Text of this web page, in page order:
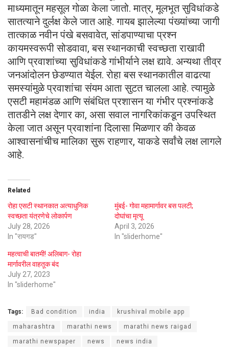
माध्यमातून महसूल गोळा केला जातो. मात्र, मूलभूत सुविधांकडे
सातत्याने दुर्लक्ष केले जात आहे. गायब झालेल्या पंख्यांच्या जागी
तात्काळ नवीन पंखे बसवावेत, सांडपाण्याचा प्रश्न
कायमस्वरूपी सोडवावा, बस स्थानकाची स्वच्छता राखावी
आणि प्रवाशांच्या सुविधांकडे गांभीर्याने लक्ष द्यावे. अन्यथा तीव्र
जनआंदोलन छेडण्यात येईल. रोहा बस स्थानकातील वाढत्या
समस्यांमुळे प्रवाशांचा संयम आता सुटत चालला आहे. त्यामुळे
एसटी महामंडळ आणि संबंधित प्रशासन या गंभीर प्रश्नांकडे
तातडीने लक्ष देणार का, असा सवाल नागरिकांकडून उपस्थित
केला जात असून प्रवाशांना दिलासा मिळणार की केवळ
आश्वासनांचीच मालिका सुरू राहणार, याकडे सर्वांचे लक्ष लागले
आहे.
Related
रोहा एसटी स्थानकात अत्याधुनिक
स्वच्छता यंत्रणेचे लोकार्पण
July 28, 2026
In "रायगड"
मुंबई- गोवा महामार्गावर बस पलटी;
दोघांचा मृत्यू
April 3, 2026
In "sliderhome"
महत्वाची बातमी! अलिबाग- रोहा
मार्गावरील वाहतूक बंद
July 27, 2023
In "sliderhome"
Tags: Bad condition india krushival mobile app
maharashtra marathi news marathi news raigad
marathi newspaper news news india